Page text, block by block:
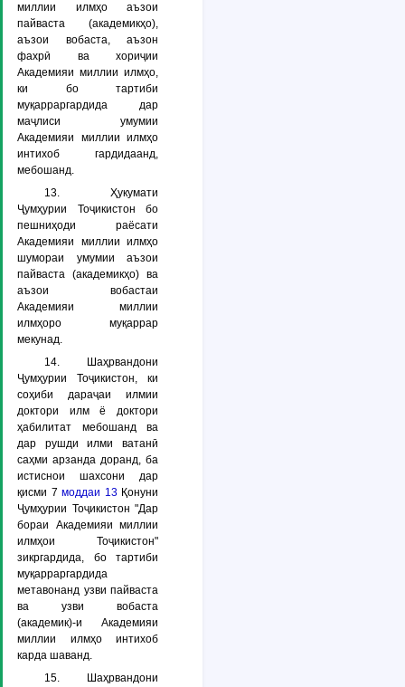
миллии илмҳо аъзои
пайваста (академикҳо),
аъзои вобаста, аъзон
фахрӣ ва хориҷии
Академияи миллии илмҳо,
ки бо тартиби
муқарраргардида дар
маҷлиси умумии
Академияи миллии илмҳо
интихоб гардидаанд,
мебошанд.
13. Ҳукумати
Ҷумҳурии Тоҷикистон бо
пешниҳоди раёсати
Академияи миллии илмҳо
шумораи умумии аъзои
пайваста (академикҳо) ва
аъзои вобастаи
Академияи миллии
илмҳоро муқаррар
мекунад.
14. Шаҳрвандони
Ҷумҳурии Тоҷикистон, ки
соҳиби дараҷаи илмии
доктори илм ё доктори
ҳабилитат мебошанд ва
дар рушди илми ватанӣ
саҳми арзанда доранд, ба
истиснои шахсони дар
қисми 7 моддаи 13Қонуни
Ҷумҳурии Тоҷикистон "Дар
бораи Академияи миллии
илмҳои Тоҷикистон"
зикргардида, бо тартиби
муқарраргардида
метавонанд узви пайваста
ва узви вобаста
(академик)-и Академияи
миллии илмҳо интихоб
карда шаванд.
15. Шаҳрвандони